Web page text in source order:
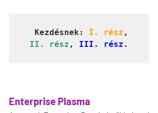
Kezdésnek: I. rész
II. rész , III. rész .
Enterprise Plasma